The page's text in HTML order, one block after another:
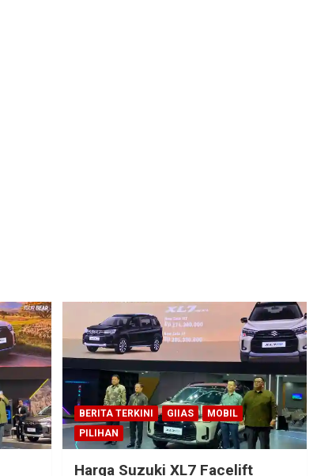
BERITA TERKINI GIIAS
MOBIL
PILIHAN
Harga Suzuki XL7 Facelift